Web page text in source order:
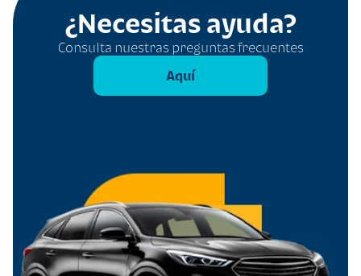
¿Necesitas ayuda?
Consulta nuestras preguntas frecuentes
Aquí